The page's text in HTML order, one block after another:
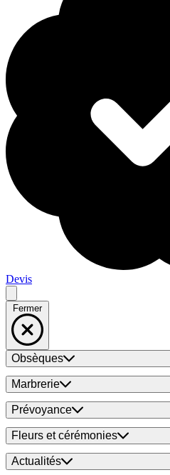
Devis
Fermer
Obsèques
Marbrerie
Prévoyance
Fleurs et cérémonies
Actualités